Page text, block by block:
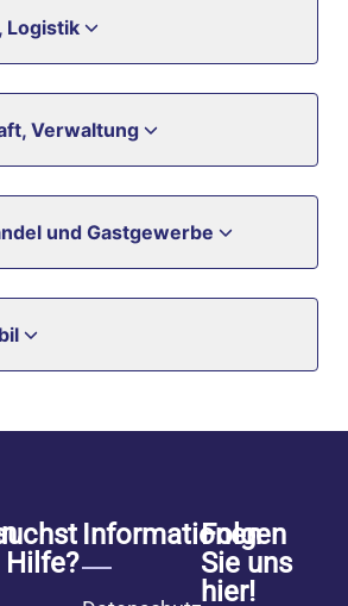
Logistik
Verwaltung
und Gastgewerbe
Hilfe?
Informationen
Folgen
Sie uns
hier!